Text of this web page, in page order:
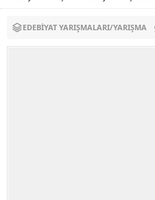
EDEBIYAT YARIŞMALARI/YARIŞMA